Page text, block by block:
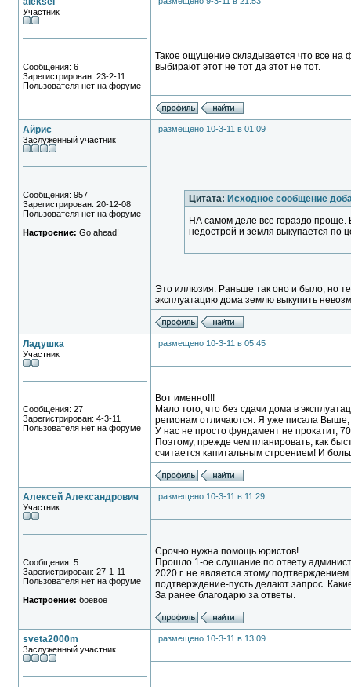
Участник
Сообщения: 6
Зарегистрирован: 23-2-11
Пользователя нет на форуме
Такое ощущение складывается что все на
выбирают этот не тот да этот не тот.
Айрис
Заслуженный участник
Сообщения: 957
Зарегистрирован: 20-12-08
Пользователя нет на форуме
Настроение: Go ahead!
размещено 10-3-11 в 01:09
Цитата: Исходное сообщение
НА самом деле все гораздо проще.
недострой и земля выкупается по
Это иллюзия. Раньше так оно и было, но
эксплуатацию дома землю выкупить
Ладушка
Участник
Сообщения: 27
Зарегистрирован: 4-3-11
Пользователя нет на форуме
размещено 10-3-11 в 05:45
Вот именно!!!
Мало того, что без сдачи дома в
регионам отличаются. Я уже писала Выше,
У нас не просто фундамент не прокатит,
Поэтому, прежде чем планировать, как
считается капитальным строением! И
Алексей Александрович
Участник
Сообщения: 5
Зарегистрирован: 27-1-11
Пользователя нет на форуме
Настроение: боевое
размещено 10-3-11 в 11:29
Срочно нужна помощь юристов!
Прошло 1-ое слушание по ответу
2020 г. не является этому
подтверждение-пусть делают запрос.
За ранее благодарю за ответы.
sveta2000m
Заслуженный участник
размещено 10-3-11 в 13:09